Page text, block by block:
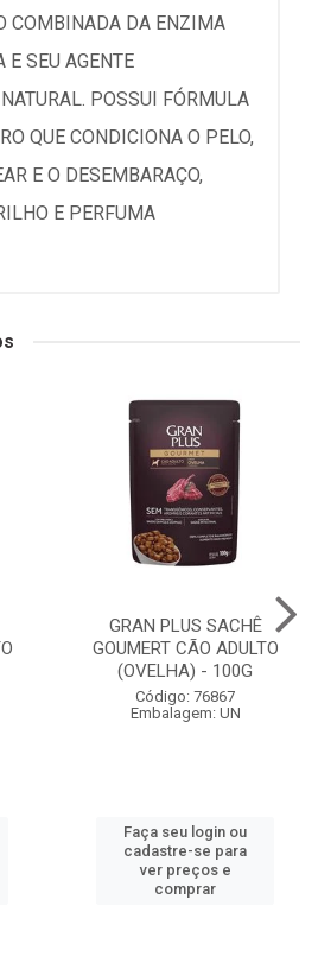
COMBINADA DA ENZIMA
E SEU AGENTE
POSSUI FÓRMULA
QUE CONDICIONA O PELO,
E O DESEMBARAÇO,
E PERFUMA
GRAN PLUS SACHÊ
GOUMERT CÃO ADULTO
(OVELHA) - 100G
Código: 76867
Embalagem: UN
Faça seu login ou
cadastre-se para
ver preços e
comprar